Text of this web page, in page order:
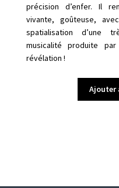
précision d’enfer. Il
vivante, goûteuse,
spatialisation d’une
musicalité produite
révélation !
Ajouter